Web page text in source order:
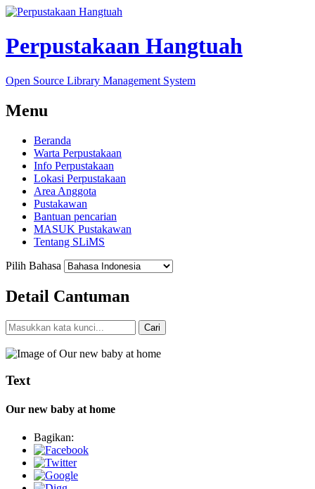
Perpustakaan Hangtuah
Open Source Library Management System
Menu
Beranda
Warta Perpustakaan
Info Perpustakaan
Lokasi Perpustakaan
Area Anggota
Pustakawan
Bantuan pencarian
MASUK Pustakawan
Tentang SLiMS
Pilih Bahasa
Detail Cantuman
Cari
Text
Our new baby at home
Bagikan: